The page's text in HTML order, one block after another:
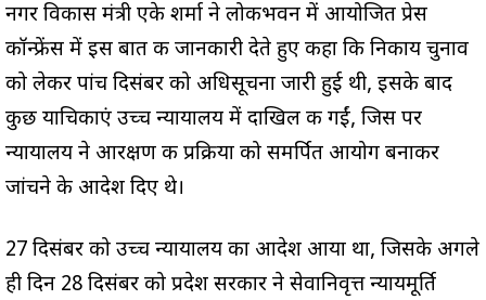
नगर विकास मंत्री एके शर्मा ने लोकभवन में आयोजित प्रेस
कॉन्फ्रेंस में इस बात की जानकारी देते हुए कहा कि निकाय चुनाव
को लेकर पांच दिसंबर को अधिसूचना जारी हुई थी, इसके बाद
कुछ याचिकाएं उच्च न्यायालय में दाखिल की गईं, जिस पर
न्यायालय ने आरक्षण की प्रक्रिया को समर्पित आयोग बनाकर
जांचने के आदेश दिए थे।
27 दिसंबर को उच्च न्यायालय का आदेश आया था, जिसके अगले
ही दिन 28 दिसंबर को प्रदेश सरकार ने सेवानिवृत्त न्यायमूर्ति